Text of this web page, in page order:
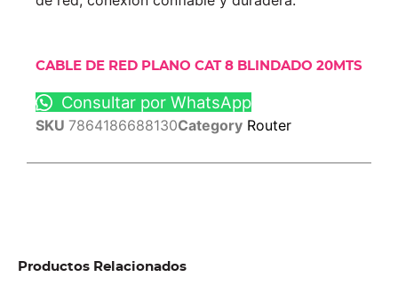
CABLE DE RED PLANO CAT 8 BLINDADO 20MTS
Consultar por WhatsApp
SKU 7864186688130Category Router
Productos Relacionados